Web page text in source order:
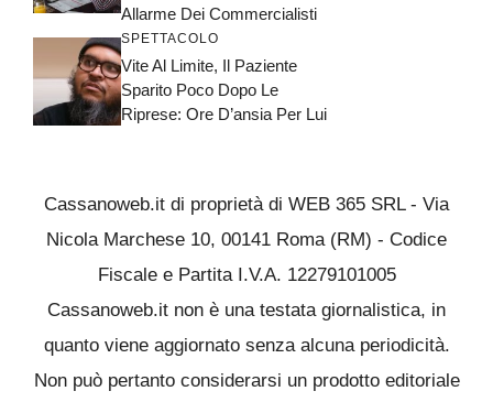
Allarme Dei Commercialisti
SPETTACOLO
Vite Al Limite, Il Paziente
Sparito Poco Dopo Le
Riprese: Ore D’ansia Per Lui
Cassanoweb.it di proprietà di WEB 365 SRL - Via
Nicola Marchese 10, 00141 Roma (RM) - Codice
Fiscale e Partita I.V.A. 12279101005
Cassanoweb.it non è una testata giornalistica, in
quanto viene aggiornato senza alcuna periodicità.
Non può pertanto considerarsi un prodotto editoriale